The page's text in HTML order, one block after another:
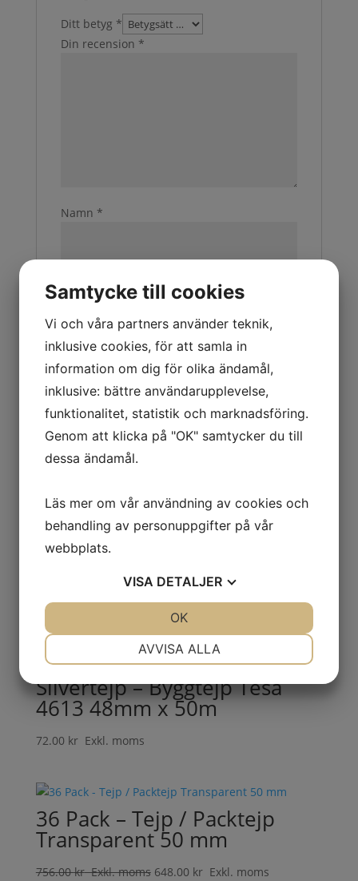
Ditt betyg *
Din recension *
Namn *
Spara mitt namn, min e-postadress och
webbplats i denna webbläsare till nästa
gång jag skriver en kommentar.
Relaterade produkter
PET-Band 15,5×0,7
995.00
Silvertejp – Byggtejp Tesa
4613 48mm x 50m
72.00 krExkl. moms
36 Pack – Tejp / Packtejp
Transparent 50 mm
756.00krExkl. moms 648.00 krExkl. moms
Samtycke till cookies
Vi och våra partners använder teknik,
inklusive cookies, för att samla in
information om dig för olika ändamål,
inklusive: bättre användarupplevelse,
funktionalitet, statistik och marknadsföring.
Genom att klicka på "OK" samtycker du till
dessa ändamål.
Läs mer om vår användning av cookies och
behandling av personuppgifter på vår
webbplats.
VISA DETALJER
MARKNADSFÖRING STATISTIK
AVVISA ALLA
OK